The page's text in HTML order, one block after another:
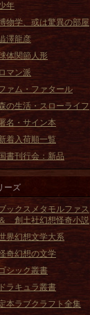
年
物学、或は驚異の部屋
澤龍彦
体関節人形
ロマン派
ァム・ファタール
の生活・スローライフ
名・サイン本
着入荷順一覧
国書刊行会：新品
ーズ
ックスメタモルファス
＆ 創土社幻想怪奇小説
界幻想文学大系
奇幻想の文学
シック叢書
ドラキュラ叢書
本ラブクラフト全集